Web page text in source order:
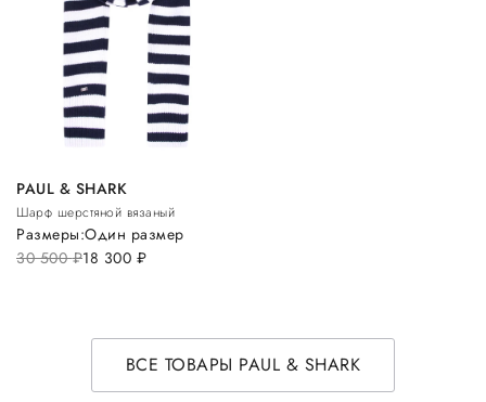
PAUL & SHARK
Шарф шерстяной вязаный
30 500руб.18 300 руб.
Размеры:Один размер
ВСЕ ТОВАРЫ PAUL & SHARK